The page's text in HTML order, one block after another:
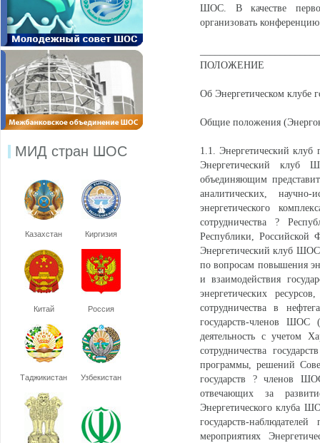
МИД стран ШОС
Казахстан Киргизия
Китай Россия
Таджикистан Узбекистан
ШОС. В качестве
организовать
ПОЛОЖЕНИЕ
Об Энергетическом клубе
Общие положения
1.1. Энергетический клуб
Энергетический клуб
объединяющим
аналитических,
энергетического
сотрудничества ?
Республики, Российской
Энергетический клуб ШОС
по вопросам повышения
и взаимодействия
энергетических
сотрудничества в
государств-членов ШОС
деятельность с учетом
сотрудничества
программы, решений
государств ? членов
отвечающих за
Энергетического клуба
государств-
мероприятиях